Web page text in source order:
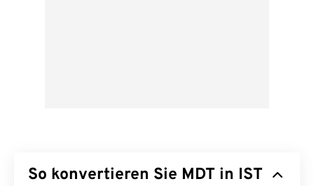
So konvertieren Sie MDT in IST